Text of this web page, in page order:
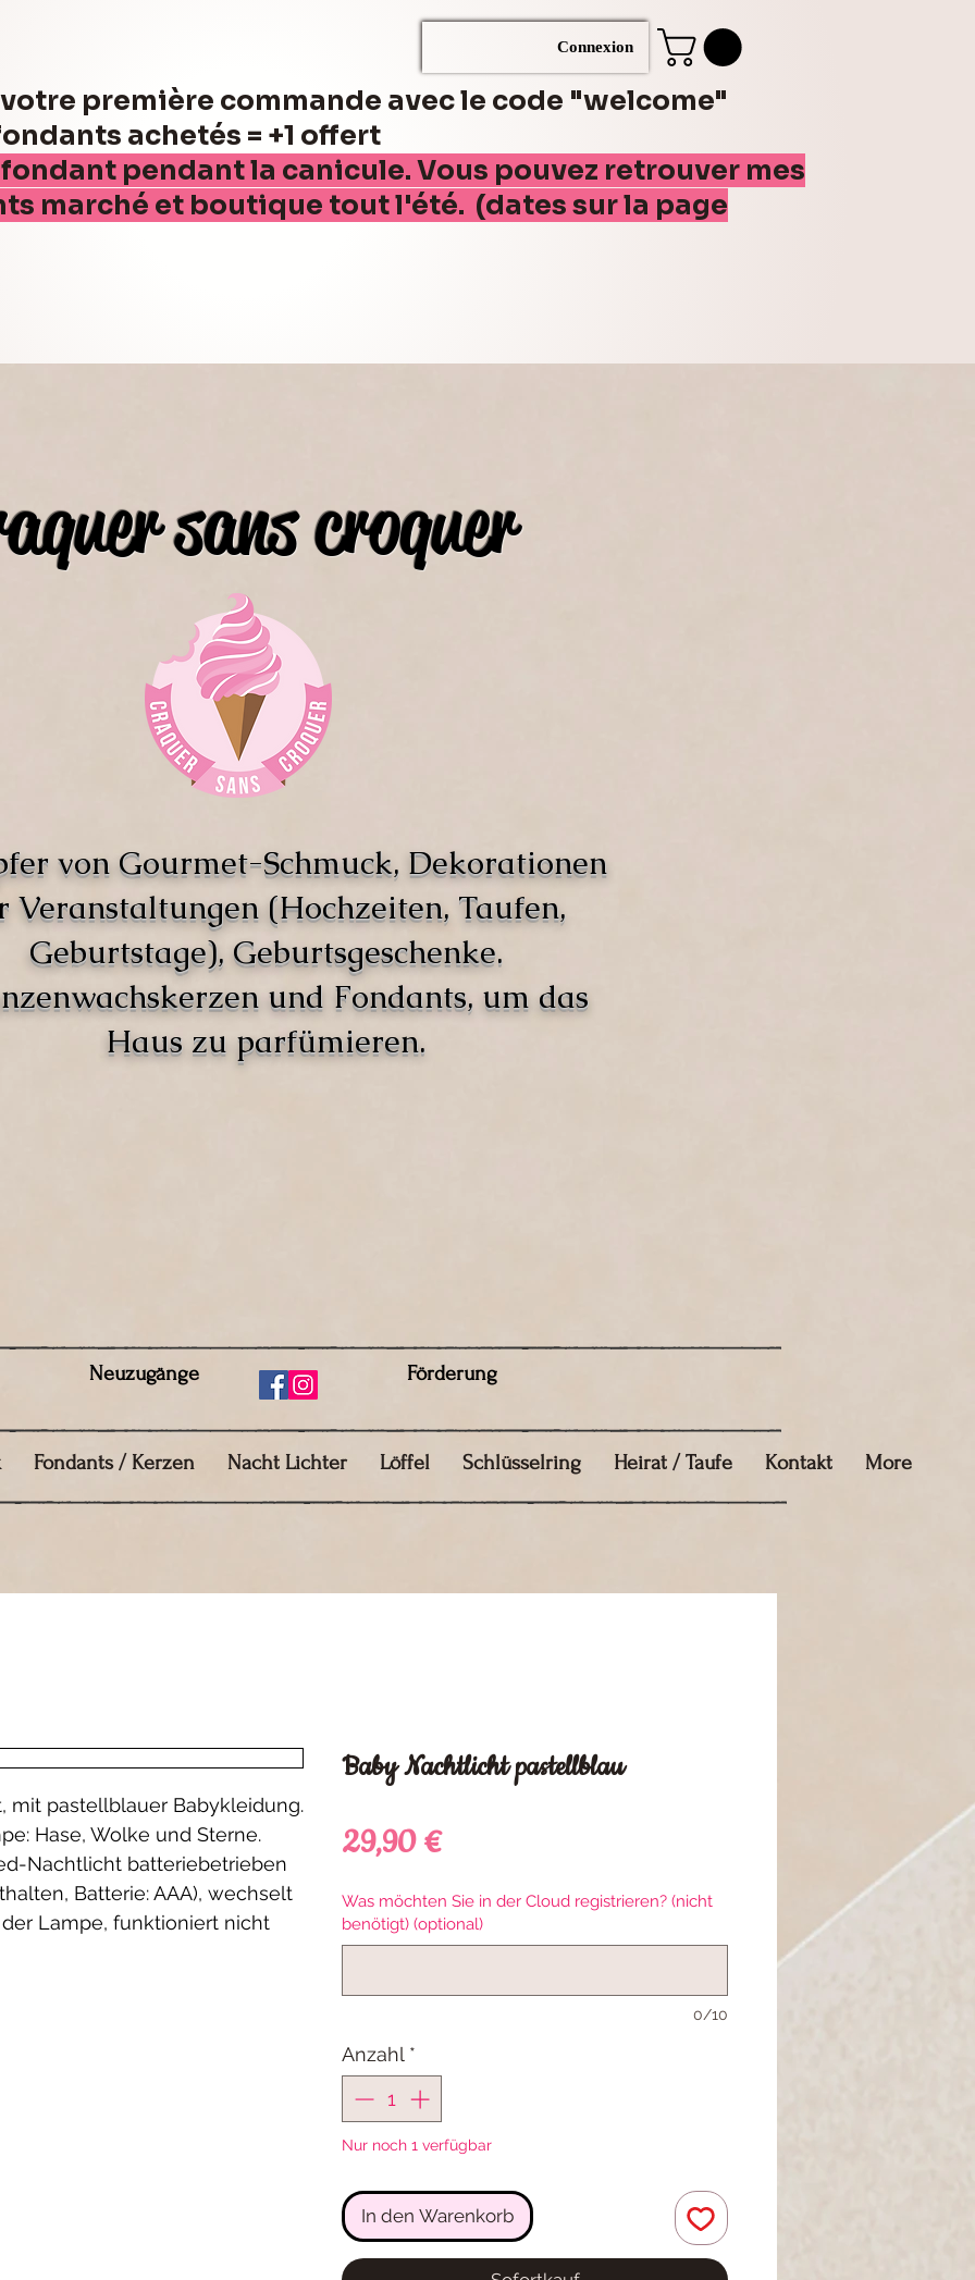
Connexion
première commande avec le code "welcome"
achetés = +1 offert
pendant la canicule. Vous pouvez retrouver mes
marché et boutique tout l'été. (dates sur la page
sans croquer
von Gourmet-Schmuck, Dekorationen
Veranstaltungen (Hochzeiten, Taufen,
Geburtstage), Geburtsgeschenke.
und Fondants, um das
Haus zu parfümieren.
Neuzugänge Förderung
Fondants / Kerzen Nacht Lichter Löffel Schlüsselring Heirat / Taufe Kontakt More
mit pastellblauer Babykleidung.
Hase, Wolke und Sterne.
Nachtlicht batteriebetrieben
Batterie: AAA), wechselt
Lampe, funktioniert nicht
Baby Nachtlicht pastellblau
29,90 €Preis
Was möchten Sie in der Cloud registrieren? (nicht
benötigt) (optional)
0/10
Anzahl *
Nur noch 1 verfügbar
In den Warenkorb